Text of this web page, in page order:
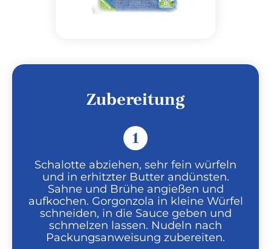
Zubereitung
1
Schalotte abziehen, sehr fein würfeln
und in erhitzter Butter andünsten.
Sahne und Brühe angießen und
aufkochen. Gorgonzola in kleine Würfel
schneiden, in die Sauce geben und
schmelzen lassen. Nudeln nach
Packungsanweisung zubereiten.